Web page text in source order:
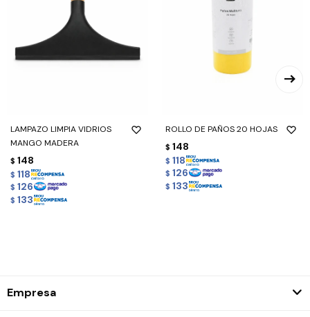
LAMPAZO LIMPIA VIDRIOS
MANGO MADERA
$ 148
$ 118
$ 126
$ 133
ROLLO DE PAÑOS 20 HOJAS
$ 148
$ 118
$ 126
$ 133
Empresa